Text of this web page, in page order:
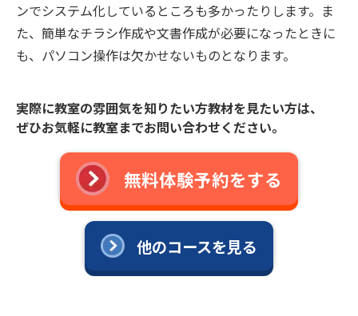
ンでシステム化しているところも多かったりします。ま
た、簡単なチラシ作成や文書作成が必要になったときに
も、パソコン操作は欠かせないものとなります。
実際に教室の雰囲気を知りたい方教材を見たい方は、
ぜひお気軽に教室までお問い合わせください。
無料体験予約をする
他のコースを見る